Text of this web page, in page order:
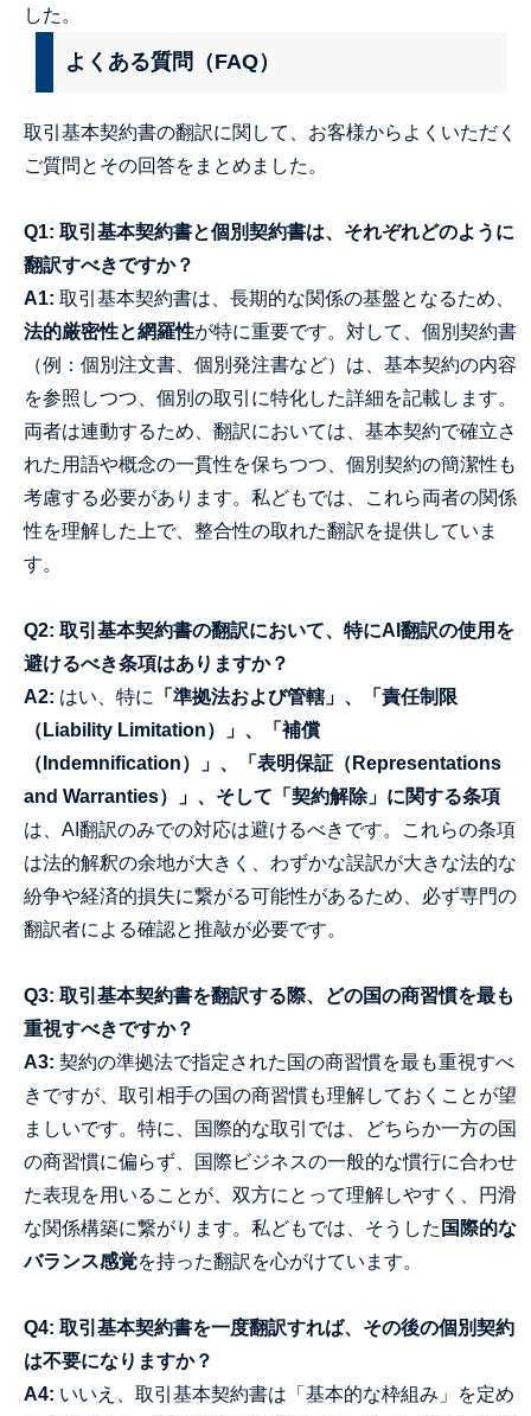
した。
よくある質問（FAQ）
取引基本契約書の翻訳に関して、お客様からよくいただく
ご質問とその回答をまとめました。
Q1: 取引基本契約書と個別契約書は、それぞれどのように
翻訳すべきですか？
A1: 取引基本契約書は、長期的な関係の基盤となるため、
法的厳密性と網羅性が特に重要です。対して、個別契約書
（例：個別注文書、個別発注書など）は、基本契約の内容
を参照しつつ、個別の取引に特化した詳細を記載します。
両者は連動するため、翻訳においては、基本契約で確立さ
れた用語や概念の一貫性を保ちつつ、個別契約の簡潔性も
考慮する必要があります。私どもでは、これら両者の関係
性を理解した上で、整合性の取れた翻訳を提供していま
す。
Q2: 取引基本契約書の翻訳において、特にAI翻訳の使用を
避けるべき条項はありますか？
A2: はい、特に
「準拠法および管轄」、「責任制限
（Liability Limitation）」、「補償
（Indemnification）」、「表明保証（Representations
and Warranties）」、そして「契約解除」に関する条項
は、AI翻訳のみでの対応は避けるべきです。これらの条項
は法的解釈の余地が大きく、わずかな誤訳が大きな法的な
紛争や経済的損失に繋がる可能性があるため、必ず専門の
翻訳者による確認と推敲が必要です。
Q3: 取引基本契約書を翻訳する際、どの国の商習慣を最も
重視すべきですか？
A3: 契約の準拠法で指定された国の商習慣を最も重視すべ
きですが、取引相手の国の商習慣も理解しておくことが望
ましいです。特に、国際的な取引では、どちらか一方の国
の商習慣に偏らず、国際ビジネスの一般的な慣行に合わせ
た表現を用いることが、双方にとって理解しやすく、円滑
な関係構築に繋がります。私どもでは、そうした 国際的な
バランス感覚を持った翻訳を心がけています。
Q4: 取引基本契約書を一度翻訳すれば、その後の個別契約
は不要になりますか？
A4: いいえ、取引基本契約書は「基本的な枠組み」を定め